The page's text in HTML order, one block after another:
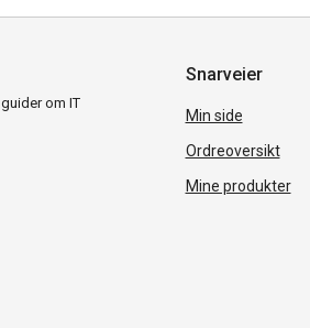
om IT
Snarveier
Min side
Ordreoversikt
Mine produkter